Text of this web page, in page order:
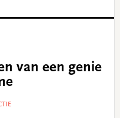
van een genie